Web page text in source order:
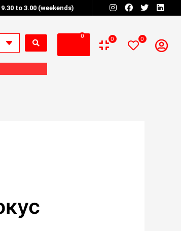
to 3.00 (weekends)
0 0 0